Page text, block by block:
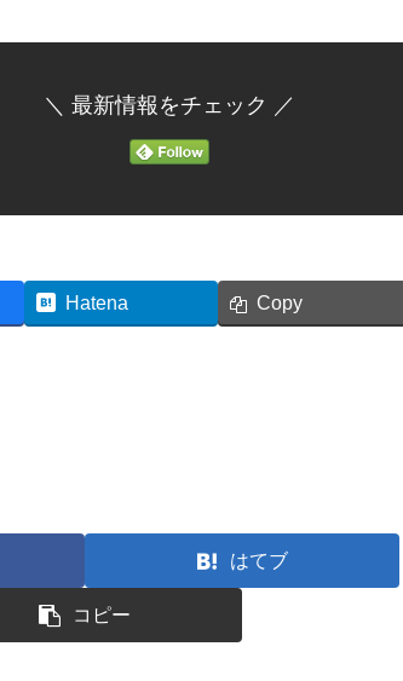
＼ 最新情報をチェック ／
Hatena Copy
はてブ
コピー